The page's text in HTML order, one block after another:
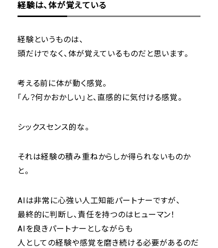
経験は、体が覚えている
経験というものは、
頭だけでなく、体が覚えているものだと思います。
考える前に体が動く感覚。
「ん？何かおかしい」と、直感的に気付ける感覚。
シックスセンス的な。
それは経験の積み重ねからしか得られないものか
と。
AIは非常に心強い人工知能パートナーですが、
最終的に判断し、責任を持つのはヒューマン！
AIを良きパートナーとしながらも
人としての経験や感覚を磨き続ける必要があるのだ